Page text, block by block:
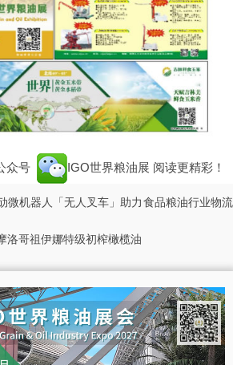
众号 IGO世界粮油展 阅读更精彩！
微机器人「无人叉车」助力食品粮油行业物流
洛哥祖伊娜特级初榨橄榄油